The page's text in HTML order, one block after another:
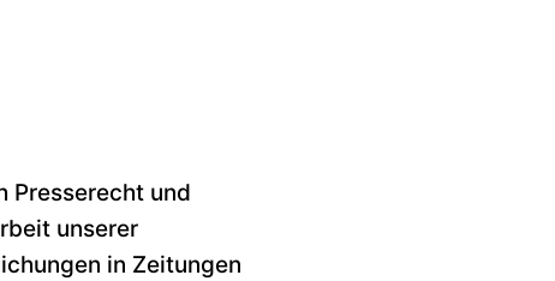
Presserecht und
unserer
in Zeitungen